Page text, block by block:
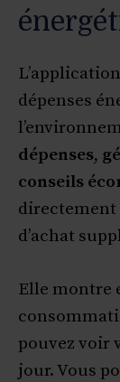
L’application
dépenses
dépenses,
conseils
directement
d’achat
Elle montre
pouvez voir
jour. Vous